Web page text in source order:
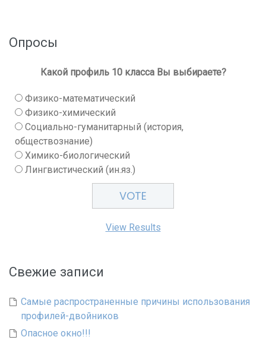
Опросы
Какой профиль 10 класса Вы выбираете?
Физико-математический
Физико-химический
Социально-гуманитарный (история,
обществознание)
Химико-биологический
Лингвистический (ин.яз.)
View Results
Свежие записи
Самые распространенные причины использования
профилей-двойников
Опасное окно!!!